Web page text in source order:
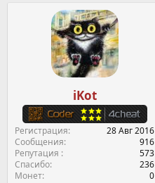
iKot
Регистрация
28 Авг 2016
Сообщения
916
Репутация
573
Спасибо
236
Монет
0